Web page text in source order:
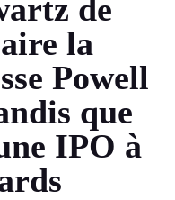
de
la
Powell
que
IPO à